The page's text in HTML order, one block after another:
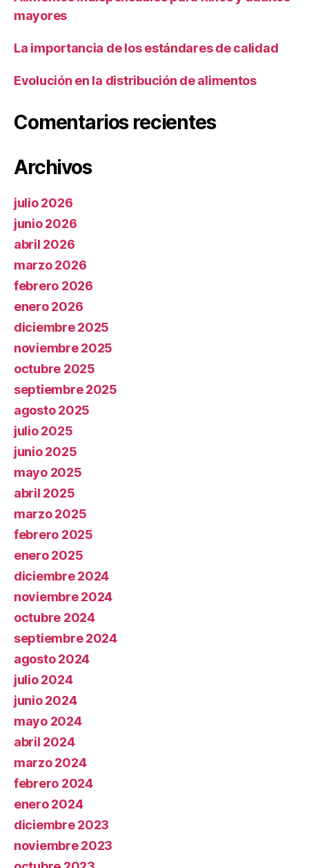
mayores
La importancia de los estándares de calidad
Evolución en la distribución de alimentos
Comentarios recientes
Archivos
julio 2026
junio 2026
abril 2026
marzo 2026
febrero 2026
enero 2026
diciembre 2025
noviembre 2025
octubre 2025
septiembre 2025
agosto 2025
julio 2025
junio 2025
mayo 2025
abril 2025
marzo 2025
febrero 2025
enero 2025
diciembre 2024
noviembre 2024
octubre 2024
septiembre 2024
agosto 2024
julio 2024
junio 2024
mayo 2024
abril 2024
marzo 2024
febrero 2024
enero 2024
diciembre 2023
noviembre 2023